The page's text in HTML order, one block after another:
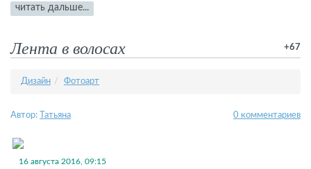
читать дальше...
+67
Лента в волосах
Дизайн Фотоарт
0 комментариев
Автор: Татьяна
16 августа 2016, 09:15